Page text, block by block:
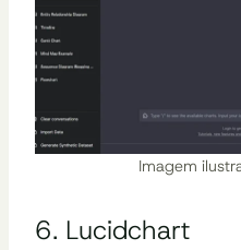
Imagem
6. Lucidchart